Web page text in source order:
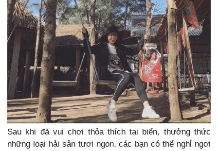
Sau khi đã vui chơi thỏa thích tại biển, thưởng thức
những loại hải sản tươi ngon, các bạn có thể nghỉ ngơi